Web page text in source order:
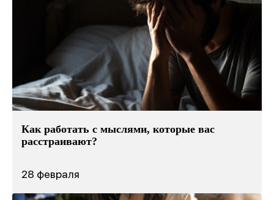
Как работать с мыслями, которые вас
расстраивают?
28 февраля